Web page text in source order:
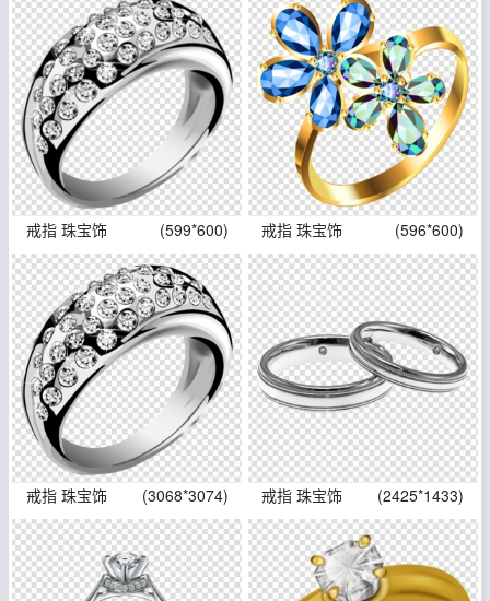
戒指 珠宝饰 (599*600) 戒指 珠宝饰 (596*600)
戒指 珠宝饰 (3068*3074) 戒指 珠宝饰 (2425*1433)